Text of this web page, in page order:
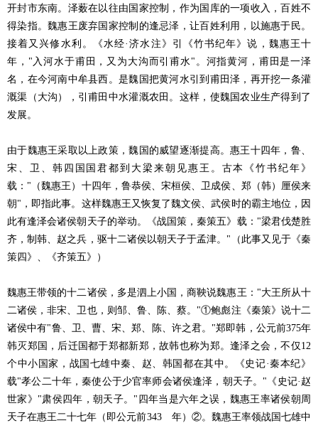
开封市东南。泽薮在以往由国家控制，作为国库的一项收入，百姓不
得染指。魏惠王废弃国家控制的逢忌泽，让百姓利用，以施惠于民。
接着又兴修水利。《水经·济水注》引《竹书纪年》说，魏惠王十
年，"入河水于甫田，又为大沟而引甫水"。河指黄河，甫田是一泽
名，在今河南中牟县西。是魏国把黄河水引到甫田泽，再开挖一条灌
溉渠（大沟），引甫田中水灌溉农田。这样，使魏国农业生产得到了
发展。
由于魏惠王采取以上政策，魏国的威望逐渐提高。惠王十四年，鲁、
宋、卫、韩四国国君都到大梁来朝见惠王。古本《竹书纪年》
载："（魏惠王）十四年，鲁恭侯、宋桓侯、卫成侯、郑（韩）厘侯来
朝"，即指此事。这样魏惠王又恢复了魏文侯、武侯时的霸主地位，因
此有逢泽会诸侯朝天子的举动。《战国策，秦策五》载："梁君伐楚胜
齐，制韩、赵之兵，驱十二诸侯以朝天子于孟津。"（此事又见于《秦
策四》、《齐策五》）
魏惠王带领的十二诸侯，多是泗上小国，商鞅说魏惠王："大王所从十
二诸侯，非宋、卫也，则邹、鲁、陈、蔡。"①鲍彪注《秦策》说十二
诸侯中有"鲁、卫、曹、宋、郑、陈、许之君。"郑即韩，公元前375年
韩灭郑国，后迁国都于郑都新郑，故韩也称为郑。逢泽之会，不仅12
个中小国家，战国七雄中秦、赵、韩国都在其中。《史记·秦本纪》
载"孝公二十年，秦使公于少官率师会诸侯逢泽，朝天子。"《史记·赵
世家》"肃侯四年，朝天子。"四年当是六年之误，魏惠王率诸侯朝周
天子在惠王二十七年（即公元前343 年）②。魏惠王率领战国七雄中